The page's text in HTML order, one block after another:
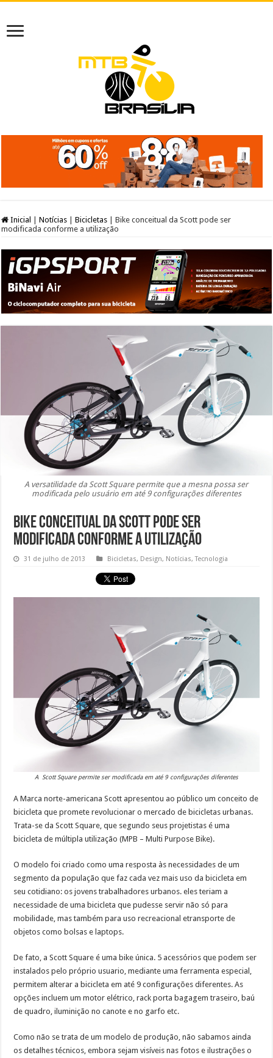
Inicial Notícias Bicicletas
Bike conceitual da Scott pode ser
modificada conforme a utilização
A versatilidade da Scott Square permite que a mesna possa ser
modificada pelo usuário em até 9 configurações diferentes
Bike conceitual da Scott pode ser
modificada conforme a utilização
31 de julho de 2013 Bicicletas, Design, Notícias,Tecnologia
A Scott Square permite ser modificada em até 9 configurações diferentes
A Marca norte-americana Scott apresentou ao público um conceito de
bicicleta que promete revolucionar o mercado de bicicletas urbanas.
Trata-se da Scott Square, que segundo seus projetistas é uma
bicicleta de múltipla utilização (MPB – Multi Purpose Bike).
O modelo foi criado como uma resposta às necessidades de um
segmento da população que faz cada vez mais uso da bicicleta em
seu cotidiano: os jovens trabalhadores urbanos. eles teriam a
necessidade de uma bicicleta que pudesse servir não só para
mobilidade, mas também para uso recreacional etransporte de
objetos como bolsas e laptops.
De fato, a Scott Square é uma bike única. 5 acessórios que podem ser
instalados pelo próprio usuario, mediante uma ferramenta especial,
permitem alterar a bicicleta em até 9 configurações diferentes. As
opções incluem um motor elétrico, rack porta bagagem traseiro, baú
de quadro, iluminição no canote e no garfo etc.
Como não se trata de um modelo de produção, não sabamos ainda
os detalhes técnicos, embora sejam visíveis nas fotos e ilustrações o